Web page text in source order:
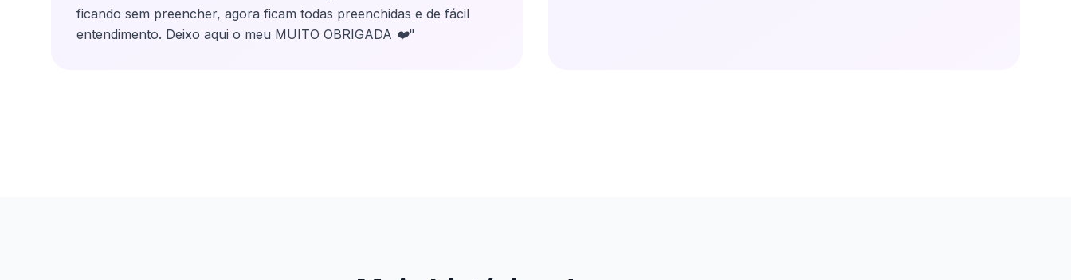
ficando sem preencher, agora ficam todas preenchidas e de fácil
entendimento. Deixo aqui o meu MUITO OBRIGADA ❤️"